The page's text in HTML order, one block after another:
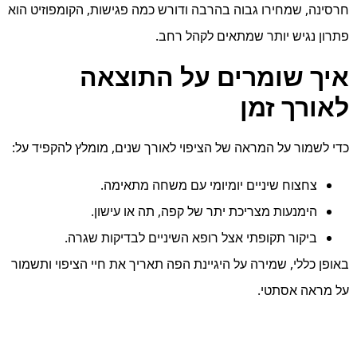
חרסינה, שמחירו גבוה בהרבה ודורש כמה פגישות, הקומפוזיט הוא
פתרון נגיש יותר שמתאים לקהל רחב.
איך שומרים על התוצאה
לאורך זמן
כדי לשמור על המראה של הציפוי לאורך שנים, מומלץ להקפיד על:
צחצוח שיניים יומיומי עם משחה מתאימה.
הימנעות מצריכת יתר של קפה, תה או עישון.
ביקור תקופתי אצל רופא השיניים לבדיקות שגרה.
באופן כללי, שמירה על היגיינת הפה תאריך את חיי הציפוי ותשמור
על מראה אסתטי.